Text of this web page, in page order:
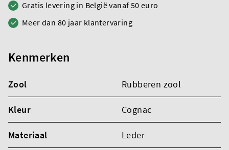
Gratis levering in België vanaf 50 euro
Meer dan 80 jaar klantervaring
Kenmerken
Zool Rubberen zool
Kleur Cognac
Materiaal Leder